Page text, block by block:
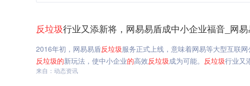
反垃圾行业又添新将，网易易盾成中小企业福音_网
2016年初，网易易盾反垃圾服务正式上线，意味着网易等大型互联
反垃圾的新玩法，使中小企业的高效反垃圾成为可能。 反垃圾行业又
来自：动态资讯